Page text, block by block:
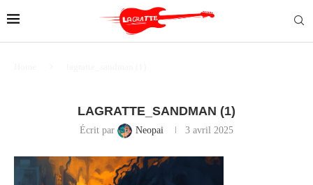
LAGRATTE_SANDMAN (1)
Écrit par Neopai 3 avril 2025